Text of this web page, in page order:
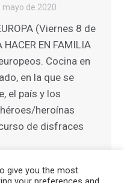
mayo de 2020
(Viernes 8 de
EN FAMILIA
Cocina en
en la que se
el país y los
heroínas
de disfraces
give you the most